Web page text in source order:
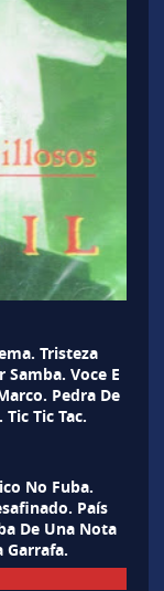
Tristeza
Voce E
Pedra De
Tic Tac.
No Fuba.
País
De Una Nota
Garrafa.